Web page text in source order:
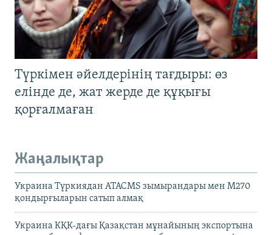
Түркімен әйелдерінің тағдыры: өз
елінде де, жат жерде де құқығы
қорғалмаған
Жаңалықтар
Украина Түркиядан ATACMS зымырандары мен M270
қондырғыларын сатып алмақ
Украина КҚК-дағы Қазақстан мұнайының экспортына